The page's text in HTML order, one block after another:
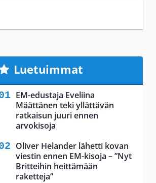
Luetuimmat
EM-edustaja Eveliina
Määttänen teki yllättävän
ratkaisun juuri ennen
arvokisoja
Oliver Helander lähetti kovan
viestin ennen EM-kisoja – ”Nyt
Britteihin heittämään
raketteja”